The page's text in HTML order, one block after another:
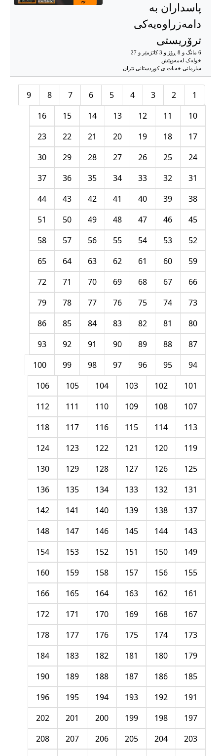
پاسداران بە
دامەزراوەیەکی
ترۆریستی
6 مانگ و 8 ڕۆژ و 3 کاتژمێر و 27
خوله‌ک له‌مه‌وپێش‌
سازمانی خەبات ی كوردستانی ئێران
1
2
3
4
5
6
7
8
9
10
11
12
13
14
15
16
17
18
19
20
21
22
23
24
25
26
27
28
29
30
31
32
33
34
35
36
37
38
39
40
41
42
43
44
45
46
47
48
49
50
51
52
53
54
55
56
57
58
59
60
61
62
63
64
65
66
67
68
69
70
71
72
73
74
75
76
77
78
79
80
81
82
83
84
85
86
87
88
89
90
91
92
93
94
95
96
97
98
99
100
101
102
103
104
105
106
107
108
109
110
111
112
113
114
115
116
117
118
119
120
121
122
123
124
125
126
127
128
129
130
131
132
133
134
135
136
137
138
139
140
141
142
143
144
145
146
147
148
149
150
151
152
153
154
155
156
157
158
159
160
161
162
163
164
165
166
167
168
169
170
171
172
173
174
175
176
177
178
179
180
181
182
183
184
185
186
187
188
189
190
191
192
193
194
195
196
197
198
199
200
201
202
203
204
205
206
207
208